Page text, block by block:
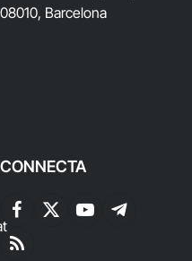
08010, Barcelona
CONNECTA
Facebook
X
YouTubeTelegram
RSS